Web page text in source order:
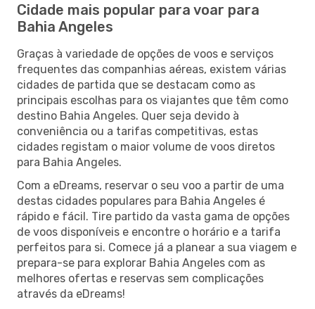
Cidade mais popular para voar para
Bahia Angeles
Graças à variedade de opções de voos e serviços
frequentes das companhias aéreas, existem várias
cidades de partida que se destacam como as
principais escolhas para os viajantes que têm como
destino Bahia Angeles. Quer seja devido à
conveniência ou a tarifas competitivas, estas
cidades registam o maior volume de voos diretos
para Bahia Angeles.
Com a eDreams, reservar o seu voo a partir de uma
destas cidades populares para Bahia Angeles é
rápido e fácil. Tire partido da vasta gama de opções
de voos disponíveis e encontre o horário e a tarifa
perfeitos para si. Comece já a planear a sua viagem e
prepara-se para explorar Bahia Angeles com as
melhores ofertas e reservas sem complicações
através da eDreams!